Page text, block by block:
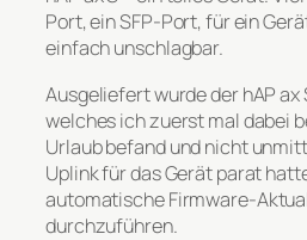
Port, ein SFP-Port, für ein
einfach unschlagbar.
Ausgeliefert wurde der hAP ax
welches ich zuerst mal dabei
Urlaub befand und nicht
Uplink für das Gerät parat
automatische Firmware-
durchzuführen.